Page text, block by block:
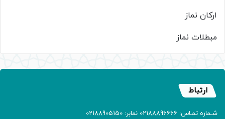
ارکان نماز
مبطلات نماز
ارتباط
شـماره تمـاس: 02188896666 نمابر: 02188905150